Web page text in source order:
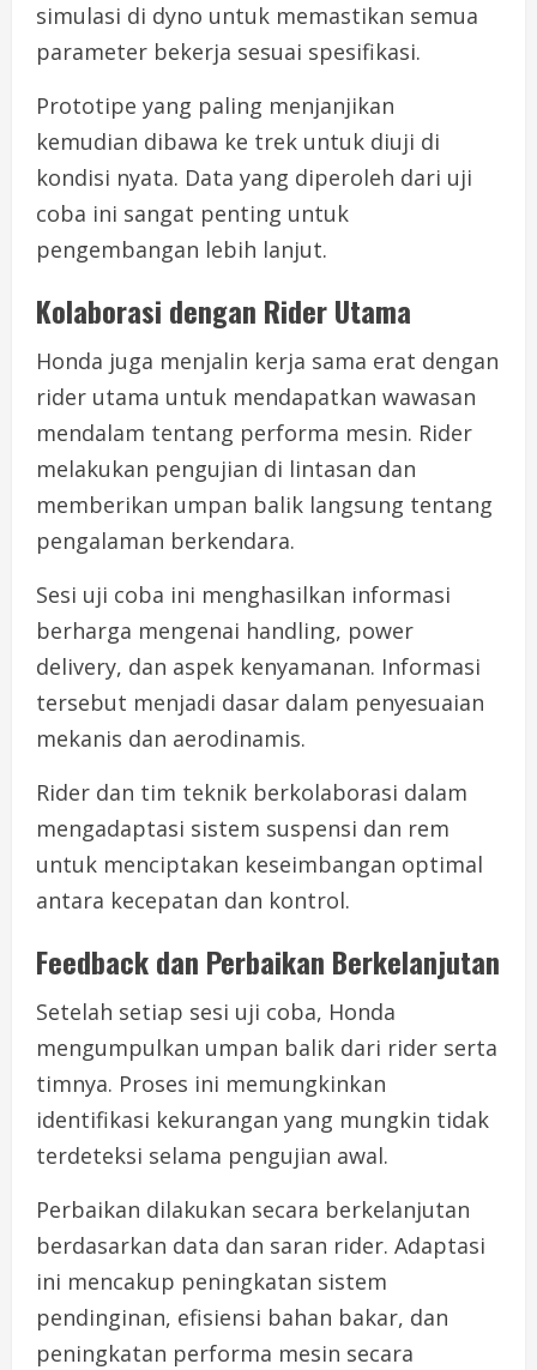
simulasi di dyno untuk memastikan semua
parameter bekerja sesuai spesifikasi.
Prototipe yang paling menjanjikan
kemudian dibawa ke trek untuk diuji di
kondisi nyata. Data yang diperoleh dari uji
coba ini sangat penting untuk
pengembangan lebih lanjut.
Kolaborasi dengan Rider Utama
Honda juga menjalin kerja sama erat dengan
rider utama untuk mendapatkan wawasan
mendalam tentang performa mesin. Rider
melakukan pengujian di lintasan dan
memberikan umpan balik langsung tentang
pengalaman berkendara.
Sesi uji coba ini menghasilkan informasi
berharga mengenai handling, power
delivery, dan aspek kenyamanan. Informasi
tersebut menjadi dasar dalam penyesuaian
mekanis dan aerodinamis.
Rider dan tim teknik berkolaborasi dalam
mengadaptasi sistem suspensi dan rem
untuk menciptakan keseimbangan optimal
antara kecepatan dan kontrol.
Feedback dan Perbaikan Berkelanjutan
Setelah setiap sesi uji coba, Honda
mengumpulkan umpan balik dari rider serta
timnya. Proses ini memungkinkan
identifikasi kekurangan yang mungkin tidak
terdeteksi selama pengujian awal.
Perbaikan dilakukan secara berkelanjutan
berdasarkan data dan saran rider. Adaptasi
ini mencakup peningkatan sistem
pendinginan, efisiensi bahan bakar, dan
peningkatan performa mesin secara